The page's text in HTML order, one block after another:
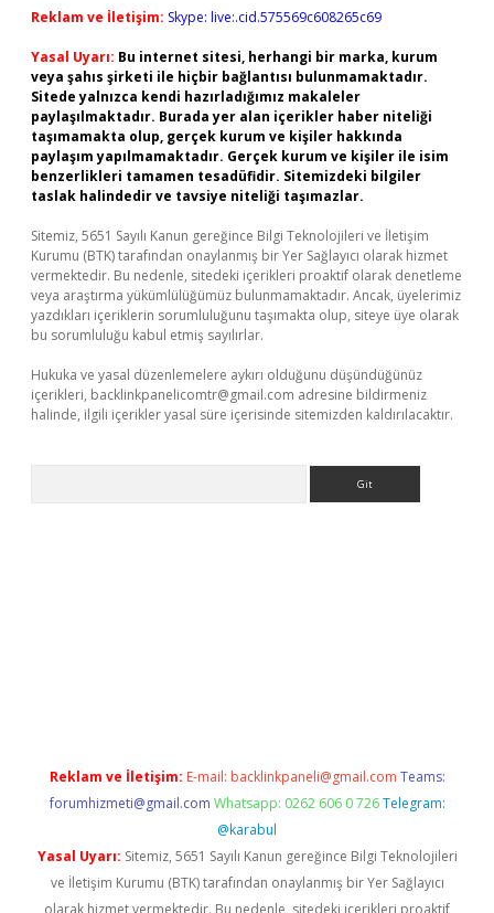
Reklam ve İletişim: Skype: live:.cid.575569c608265c69
Yasal Uyarı: Bu internet sitesi, herhangi bir marka, kurum
veya şahıs şirketi ile hiçbir bağlantısı bulunmamaktadır.
Sitede yalnızca kendi hazırladığımız makaleler
paylaşılmaktadır. Burada yer alan içerikler haber niteliği
taşımamakta olup, gerçek kurum ve kişiler hakkında
paylaşım yapılmamaktadır. Gerçek kurum ve kişiler ile isim
benzerlikleri tamamen tesadüfidir. Sitemizdeki bilgiler
taslak halindedir ve tavsiye niteliği taşımazlar.
Sitemiz, 5651 Sayılı Kanun gereğince Bilgi Teknolojileri ve İletişim
Kurumu (BTK) tarafından onaylanmış bir Yer Sağlayıcı olarak hizmet
vermektedir. Bu nedenle, sitedeki içerikleri proaktif olarak denetleme
veya araştırma yükümlülüğümüz bulunmamaktadır. Ancak, üyelerimiz
yazdıkları içeriklerin sorumluluğunu taşımakta olup, siteye üye olarak
bu sorumluluğu kabul etmiş sayılırlar.
Hukuka ve yasal düzenlemelere aykırı olduğunu düşündüğünüz
içerikleri, backlinkpanelicomtr@gmail.com adresine bildirmeniz
halinde, ilgili içerikler yasal süre içerisinde sitemizden kaldırılacaktır.
Reklam ve İletişim: E-mail: backlinkpaneli@gmail.com Teams:
forumhizmeti@gmail.com Whatsapp: 0262 606 0 726 Telegram:
@karabul
Yasal Uyarı: Sitemiz, 5651 Sayılı Kanun gereğince Bilgi Teknolojileri
ve İletişim Kurumu (BTK) tarafından onaylanmış bir Yer Sağlayıcı
olarak hizmet vermektedir. Bu nedenle, sitedeki içerikleri proaktif